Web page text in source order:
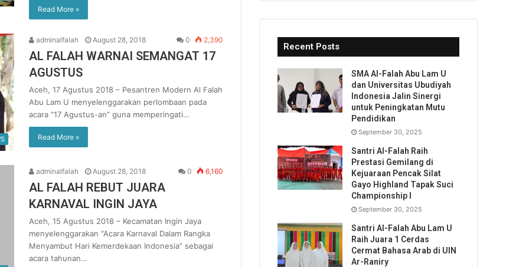
Read More »
adminalfalah August 28, 2018 0 2,390
AL FALAH WARNAI SEMANGAT 17
AGUSTUS
Aceh, 17 Agustus 2018 – Pesantren Modern Al Falah
Abu Lam U menyelenggarakan perlombaan pada
acara “17 Agustus-an” guna memperingati…
Read More »
adminalfalah August 28, 2018 0 6,160
AL FALAH REBUT JUARA
KARNAVAL INGIN JAYA
Aceh, 15 Agustus 2018 – Kecamatan Ingin Jaya
menyelenggarakan “Acara Karnaval Dalam Rangka
Menyambut Hari Kemerdekaan Indonesia” sebagai
acara tahunan…
Recent Posts
SMA Al-Falah Abu Lam U
dan Universitas Ubudiyah
Indonesia Jalin Sinergi
untuk Peningkatan Mutu
Pendidikan
September 30, 2025
Santri Al-Falah Raih
Prestasi Gemilang di
Kejuaraan Pencak Silat
Gayo Highland Tapak Suci
Championship I
September 30, 2025
Santri Al-Falah Abu Lam U
Raih Juara 1 Cerdas
Cermat Bahasa Arab di UIN
Ar-Raniry